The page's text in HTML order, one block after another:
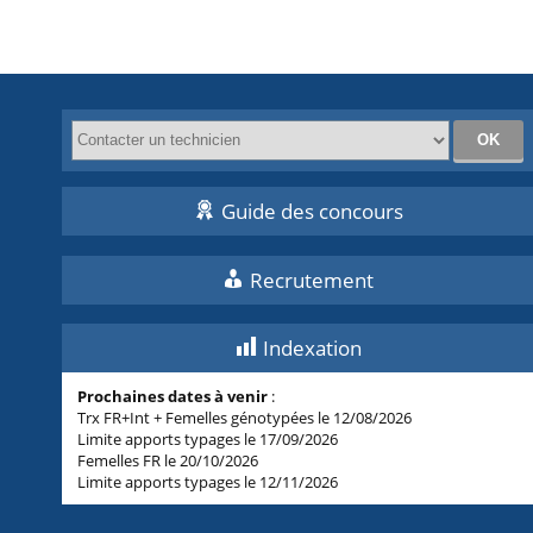
Guide des concours
Recrutement
Indexation
Prochaines dates à venir :
Trx FR+Int + Femelles génotypées le 12/08/2026
Limite apports typages le 17/09/2026
Femelles FR le 20/10/2026
Limite apports typages le 12/11/2026